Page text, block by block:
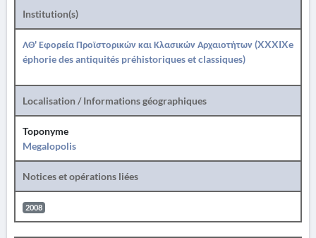
Institution(s)
ΛΘ' Εφορεία Προϊστορικών και Κλασικών Αρχαιοτήτων (XXXIXe
éphorie des antiquités préhistoriques et classiques)
Localisation / Informations géographiques
Toponyme
Megalopolis
Notices et opérations liées
2008